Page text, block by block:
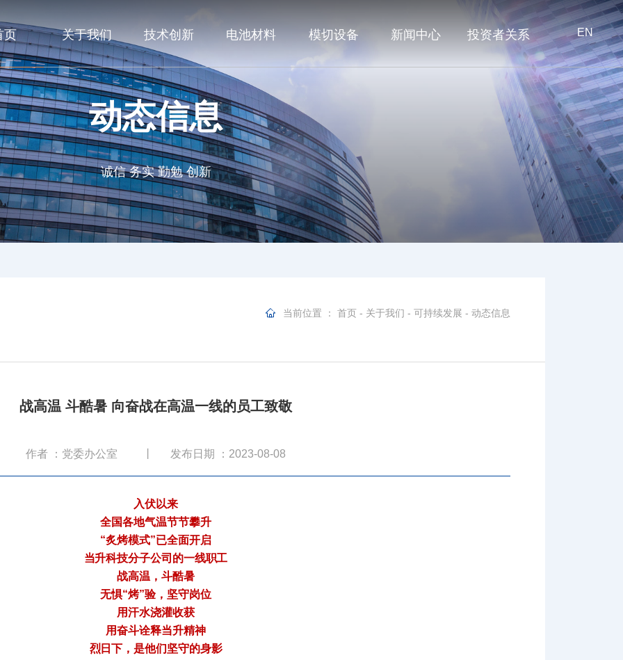
EN
页 关于我们 技术创新 电池材料 模切设备 新闻中心 投资者关系
动态信息
诚信 务实 勤勉 创新
当前位置 ：首页 - 关于我们 -可持续发展 -动态信息
战高温 斗酷暑 向奋战在高温一线的员工致敬
作者 ：党委办公室 发布日期 ：2023-08-08
入伏以来
全国各地气温节节攀升
“炙烤模式”已全面开启
当升科技分子公司的一线职工
战高温，斗酷暑
无惧“烤”验，坚守岗位
用汗水浇灌收获
用奋斗诠释当升精神
烈日下，是他们坚守的身影